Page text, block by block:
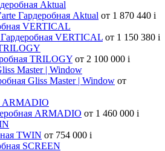
Гардеробная Aktual от 1 870 440 i
VERTICAL от 1 150 380 i
TRILOGY от 2 100 000 i
Gliss Master | Window от
ARMADIO от 1 460 000 i
TWIN от 754 000 i